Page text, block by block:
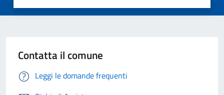
Contatta il comune
Leggi le domande frequenti